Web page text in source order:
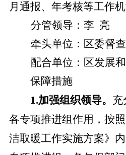
月通报、年考核等工作机
分管领导： 李 亮
牵头单位： 区委督
配合单位：区发展
保障措施
1.加强组织领导。 充
各专项推进组作用，按
洁取暖工作实施方案》